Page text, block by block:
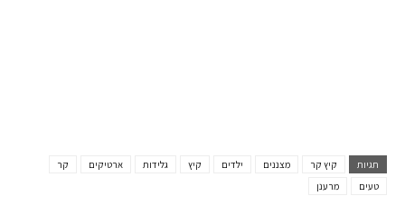
תגיות קיץ קר מצננים ילדים קיץ גלידות ארטיקים
קר
טעים
מרענן